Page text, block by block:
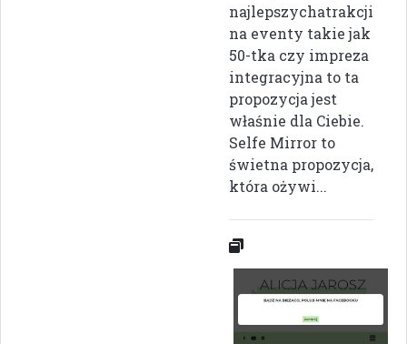
najlepszychatrakcji
na eventy takie jak
50-tka czy impreza
integracyjna to ta
propozycja jest
właśnie dla Ciebie.
Selfe Mirror to
świetna propozycja,
która ożywi...